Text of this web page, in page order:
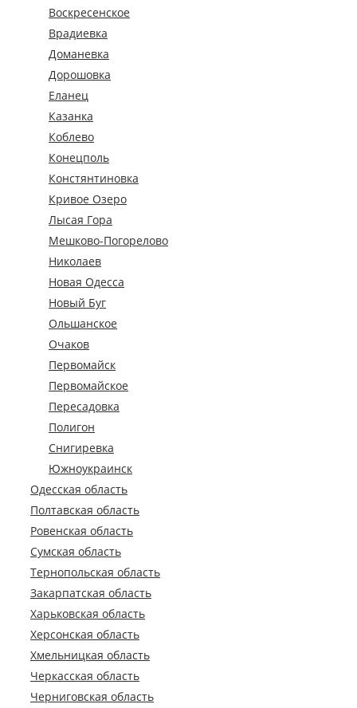
Воскресенское
Врадиевка
Доманевка
Дорошовка
Еланец
Казанка
Коблево
Конецполь
Констянтиновка
Кривое Озеро
Лысая Гора
Мешково-Погорелово
Николаев
Новая Одесса
Новый Буг
Ольшанское
Очаков
Первомайск
Первомайское
Пересадовка
Полигон
Снигиревка
Южноукраинск
Одесская область
Полтавская область
Ровенская область
Сумская область
Тернопольская область
Закарпатская область
Харьковская область
Херсонская область
Хмельницкая область
Черкасская область
Черниговская область